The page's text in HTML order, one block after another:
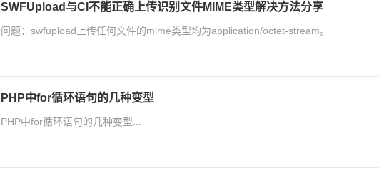
SWFUpload与CI不能正确上传识别文件MIME类型解决方法分享
问题：swfupload上传任何文件的mime类型均为application/octet-stream。
PHP中for循环语句的几种变型
PHP中for循环语句的几种变型...